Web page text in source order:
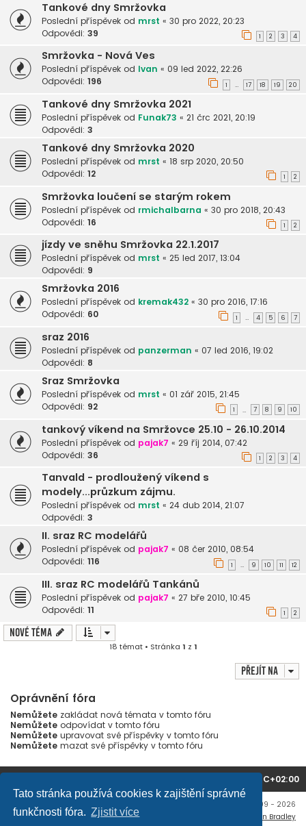
Tato stránka používá cookies k zajištění správné
funkčnosti fóra. Zjistit více
Tankové dny Smržovka
Poslední příspěvek od mrst « 30 pro 2022, 20:23
Odpovědi: 39 1 2 3 4
Smržovka - Nová Ves
Poslední příspěvek od Ivan « 09 led 2022, 22:26
Odpovědi: 196 1 … 17 18 19 20
Tankové dny Smržovka 2021
Poslední příspěvek od Funak73 « 21 črc 2021, 20:19
Odpovědi: 3
Tankové dny Smržovka 2020
Poslední příspěvek od mrst « 18 srp 2020, 20:50
Odpovědi: 12 1 2
Smržovka loučení se starým rokem
Poslední příspěvek od rmichalbarna « 30 pro 2018, 20:43
Odpovědi: 16 1 2
jízdy ve sněhu Smržovka 22.1.2017
Poslední příspěvek od mrst « 25 led 2017, 13:04
Odpovědi: 9
Smržovka 2016
Poslední příspěvek od kremak432 « 30 pro 2016, 17:16
Odpovědi: 60 1 … 4 5 6 7
sraz 2016
Poslední příspěvek od panzerman « 07 led 2016, 19:02
Odpovědi: 8
Sraz Smržovka
Poslední příspěvek od mrst « 01 zář 2015, 21:45
Odpovědi: 92 1 … 7 8 9 10
tankový víkend na Smržovce 25.10 - 26.10.2014
Poslední příspěvek od pajak7 « 29 říj 2014, 07:42
Odpovědi: 36 1 2 3 4
Tanvald - prodloužený víkend s
modely...průzkum zájmu.
Poslední příspěvek od mrst « 24 dub 2014, 21:07
Odpovědi: 3
II. sraz RC modelářů
Poslední příspěvek od pajak7 « 08 čer 2010, 08:54
Odpovědi: 116 1 … 9 10 11 12
III. sraz RC modelářů Tankánů
Poslední příspěvek od pajak7 « 27 bře 2010, 10:45
Odpovědi: 11 1 2
Nové téma
18 témat • Stránka 1 z 1
Přejít na
Oprávnění fóra
Nemůžete zakládat nová témata v tomto fóru
Nemůžete odpovídat v tomto fóru
Nemůžete upravovat své příspěvky v tomto fóru
Nemůžete mazat své příspěvky v tomto fóru
UTC+02:00
Copyright © mujtank.cz 2009 - 2026
Ian Bradley